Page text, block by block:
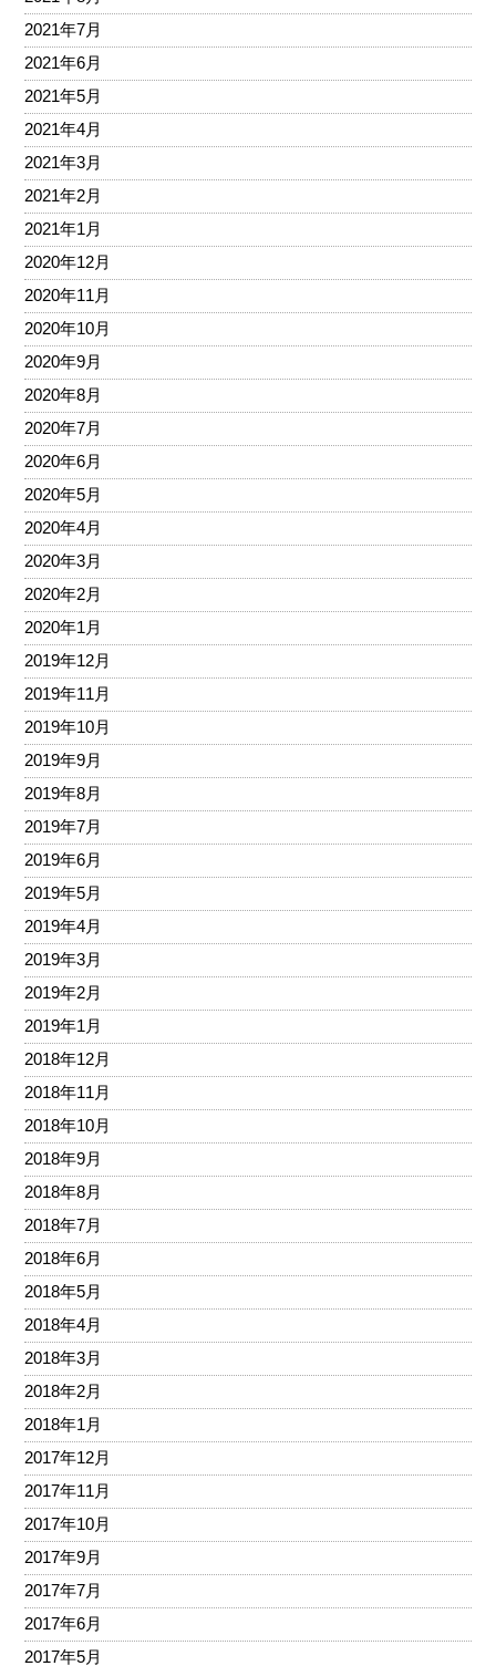
2021年7月
2021年6月
2021年5月
2021年4月
2021年3月
2021年2月
2021年1月
2020年12月
2020年11月
2020年10月
2020年9月
2020年8月
2020年7月
2020年6月
2020年5月
2020年4月
2020年3月
2020年2月
2020年1月
2019年12月
2019年11月
2019年10月
2019年9月
2019年8月
2019年7月
2019年6月
2019年5月
2019年4月
2019年3月
2019年2月
2019年1月
2018年12月
2018年11月
2018年10月
2018年9月
2018年8月
2018年7月
2018年6月
2018年5月
2018年4月
2018年3月
2018年2月
2018年1月
2017年12月
2017年11月
2017年10月
2017年9月
2017年7月
2017年6月
2017年5月